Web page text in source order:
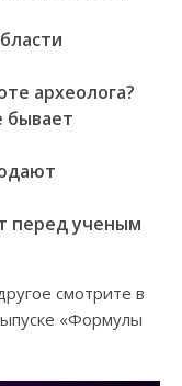
археолога?
бывает
перед ученым
смотрите в
«Формулы